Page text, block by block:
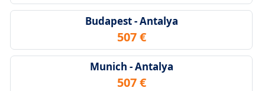
Budapest - Antalya
507 €
Munich - Antalya
507 €